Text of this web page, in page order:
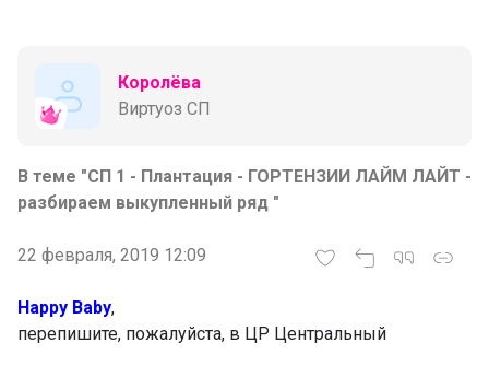
Королёва
Виртуоз СП
В теме "СП 1 - Плантация - ГОРТЕНЗИИ ЛАЙМ ЛАЙТ -
разбираем выкупленный ряд "
22 февраля, 2019 12:09
Happy Baby,
перепишите, пожалуйста, в ЦР Центральный